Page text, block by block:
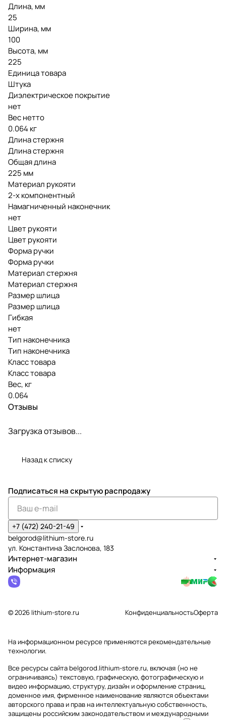
Длина, мм
25
Ширина, мм
100
Высота, мм
225
Единица товара
Штука
Диэлектрическое покрытие
нет
Вес нетто
0.064 кг
Длина стержня
Длина стержня
Общая длина
225 мм
Материал рукояти
2-х компонентный
Намагниченный наконечник
нет
Цвет рукояти
Цвет рукояти
Форма ручки
Форма ручки
Материал стержня
Материал стержня
Размер шлица
Размер шлица
Гибкая
нет
Тип наконечника
Тип наконечника
Класс товара
Класс товара
Вес, кг
0.064
Отзывы
Загрузка отзывов...
Назад к списку
Подписаться на скрытую распродажу
+7 (472) 240-21-49
belgorod@lithium-store.ru
ул. Константина Заслонова, 183
Интернет-магазин
Информация
© 2026 lithium-store.ru КонфиденциальностьОферта
На информационном ресурсе применяютсярекомендательные
технологии.
Все ресурсы сайта belgorod.lithium-store.ru, включая (но не
ограничиваясь) текстовую, графическую, фотографическую и
видео информацию, структуру, дизайн и оформление страниц,
доменное имя, фирменное наименование являются объектами
авторского права и прав на интеллектуальную собственность,
защищены российским законодательством и международными